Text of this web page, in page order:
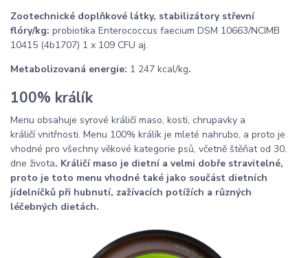
Zootechnické doplňkové látky, stabilizátory střevní
flóry/kg: probiotika Enterococcus faecium DSM 10663/NCIMB
10415 (4b1707) 1 x 109 CFU aj.
Metabolizovaná energie: 1 247 kcal/kg.
100% králík
Menu obsahuje syrové králičí maso, kosti, chrupavky a
králičí vnitřnosti. Menu 100% králík je mleté nahrubo, a proto je
vhodné pro všechny věkové kategorie psů, včetně štěňat od 30.
dne života. Králičí maso je dietní a velmi dobře stravitelné,
proto je toto menu vhodné také jako součást dietních
jídelníčků při hubnutí, zažívacích potížích a různých
léčebných dietách.